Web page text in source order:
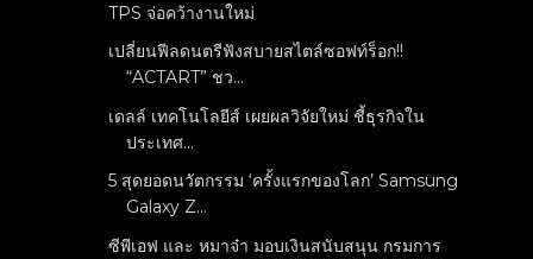
TPS จ่อคว้างานใหม่
เปลี่ยนฟีลดนตรีฟังสบายสไตล์ซอฟท์ร็อก!!
“ACTART” ชว...
เดลล์ เทคโนโลยีส์ เผยผลวิจัยใหม่ ชี้ธุรกิจใน
ประเทศ...
5 สุดยอดนวัตกรรม ‘ครั้งแรกของโลก’ Samsung
Galaxy Z...
ซีพีเอฟ และ หมาจ๋า มอบเงินสนับสนุน กรมการ